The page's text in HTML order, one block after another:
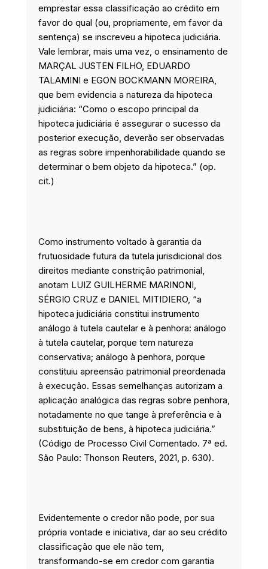
emprestar essa classificação ao crédito em
favor do qual (ou, propriamente, em favor da
sentença) se inscreveu a hipoteca judiciária.
Vale lembrar, mais uma vez, o ensinamento de
MARÇAL JUSTEN FILHO, EDUARDO
TALAMINI e EGON BOCKMANN MOREIRA,
que bem evidencia a natureza da hipoteca
judiciária: “Como o escopo principal da
hipoteca judiciária é assegurar o sucesso da
posterior execução, deverão ser observadas
as regras sobre impenhorabilidade quando se
determinar o bem objeto da hipoteca.” (op.
cit.)
Como instrumento voltado à garantia da
frutuosidade futura da tutela jurisdicional dos
direitos mediante constrição patrimonial,
anotam LUIZ GUILHERME MARINONI,
SÉRGIO CRUZ e DANIEL MITIDIERO, “a
hipoteca judiciária constitui instrumento
análogo à tutela cautelar e à penhora: análogo
à tutela cautelar, porque tem natureza
conservativa; análogo à penhora, porque
constituiu apreensão patrimonial preordenada
à execução. Essas semelhanças autorizam a
aplicação analógica das regras sobre penhora,
notadamente no que tange à preferência e à
substituição de bens, à hipoteca judiciária.”
(Código de Processo Civil Comentado. 7ª ed.
São Paulo: Thonson Reuters, 2021, p. 630).
Evidentemente o credor não pode, por sua
própria vontade e iniciativa, dar ao seu crédito
classificação que ele não tem,
transformando-se em credor com garantia